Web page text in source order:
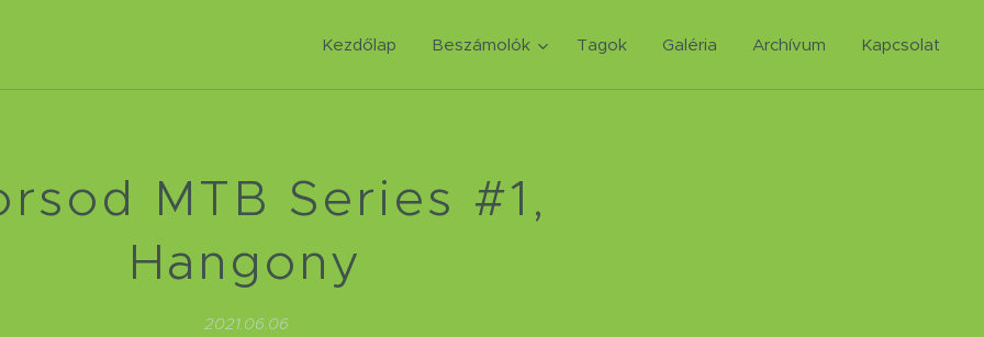
Kezdőlap Beszámolók Tagok Galéria Archívum Kapcsolat
MTB Series #1,
Hangony
2021.06.06